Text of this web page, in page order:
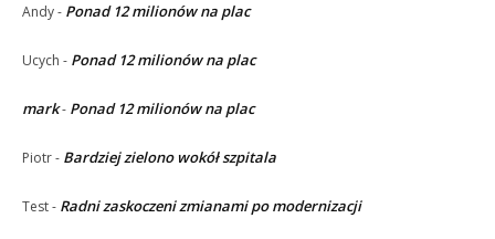
Andy- Ponad 12 milionów na plac
Ucych - Ponad 12 milionów na plac
mark- Ponad 12 milionów na plac
Piotr- Bardziej zielono wokół szpitala
Test- Radni zaskoczeni zmianami po modernizacji